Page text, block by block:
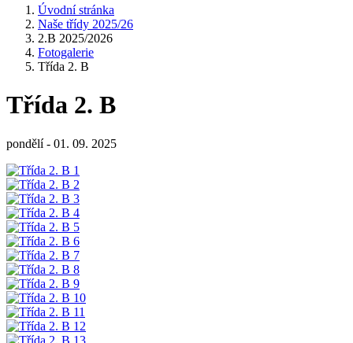
Úvodní stránka
Naše třídy 2025/26
2.B 2025/2026
Fotogalerie
Třída 2. B
Třída 2. B
pondělí - 01. 09. 2025